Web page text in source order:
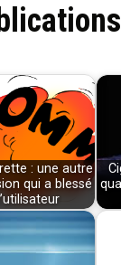
: une autre
qui a blessé
l’utilisateur